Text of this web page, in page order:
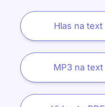
Hlas na text
MP3 na text